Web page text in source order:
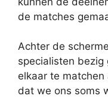
de matches
Achter de
specialisten bezig
elkaar te
dat we ons soms